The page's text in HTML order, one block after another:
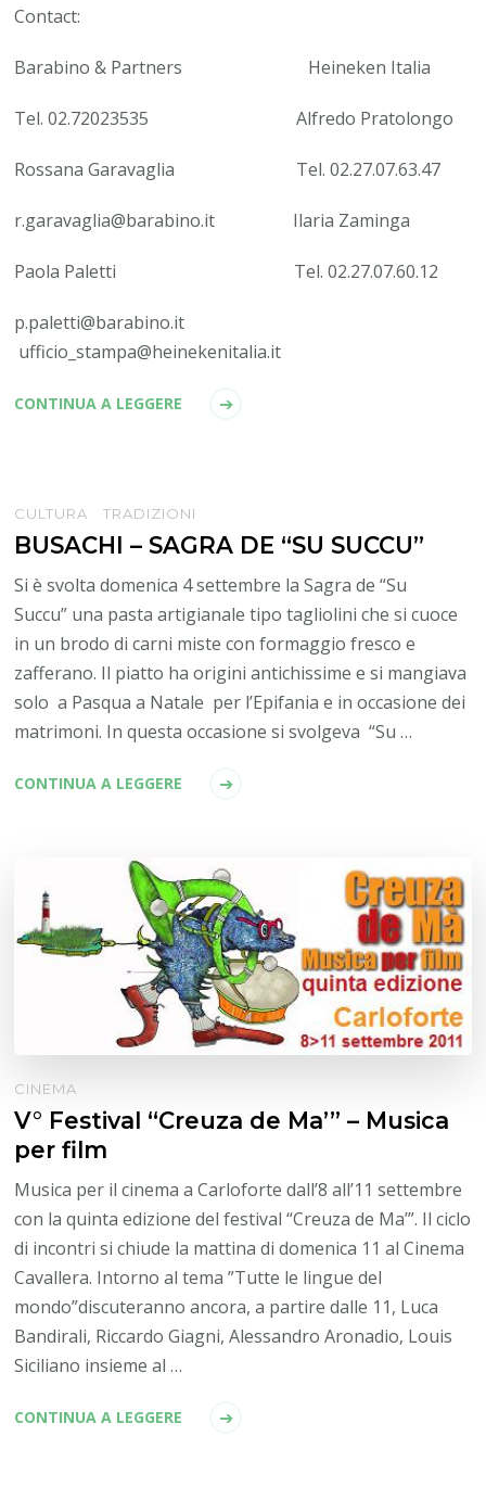
Contact:
Barabino & Partners Heineken Italia
Tel. 02.72023535 Alfredo Pratolongo
Rossana Garavaglia Tel. 02.27.07.63.47
r.garavaglia@barabino.it Ilaria Zaminga
Paola Paletti Tel. 02.27.07.60.12
p.paletti@barabino.it
ufficio_stampa@heinekenitalia.it
CONTINUA A LEGGERE
CULTURA TRADIZIONI
BUSACHI – SAGRA DE “SU SUCCU”
Si è svolta domenica 4 settembre la Sagra de “Su
Succu” una pasta artigianale tipo tagliolini che si cuoce
in un brodo di carni miste con formaggio fresco e
zafferano. Il piatto ha origini antichissime e si mangiava
solo a Pasqua a Natale per l’Epifania e in occasione dei
matrimoni. In questa occasione si svolgeva “Su …
CONTINUA A LEGGERE
CINEMA
V° Festival “Creuza de Ma’” – Musica
per film
Musica per il cinema a Carloforte dall’8 all’11 settembre
con la quinta edizione del festival “Creuza de Ma’”. Il ciclo
di incontri si chiude la mattina di domenica 11 al Cinema
Cavallera. Intorno al tema ”Tutte le lingue del
mondo”discuteranno ancora, a partire dalle 11, Luca
Bandirali, Riccardo Giagni, Alessandro Aronadio, Louis
Siciliano insieme al …
CONTINUA A LEGGERE